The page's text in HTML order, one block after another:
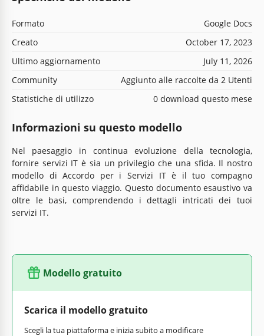
Formato
Google Docs
Creato
October 17, 2023
Ultimo aggiornamento
July 11, 2026
Community
Aggiunto alle raccolte da 2 Utenti
Statistiche di utilizzo
0 download questo mese
Informazioni su questo modello
Nel paesaggio in continua evoluzione della tecnologia,
fornire servizi IT è sia un privilegio che una sfida. Il nostro
modello di Accordo per i Servizi IT è il tuo compagno
affidabile in questo viaggio. Questo documento esaustivo va
oltre le basi, comprendendo i dettagli intricati dei tuoi
servizi IT.
Modello gratuito
Scarica il modello gratuito
Scegli la tua piattaforma e inizia subito a modificare